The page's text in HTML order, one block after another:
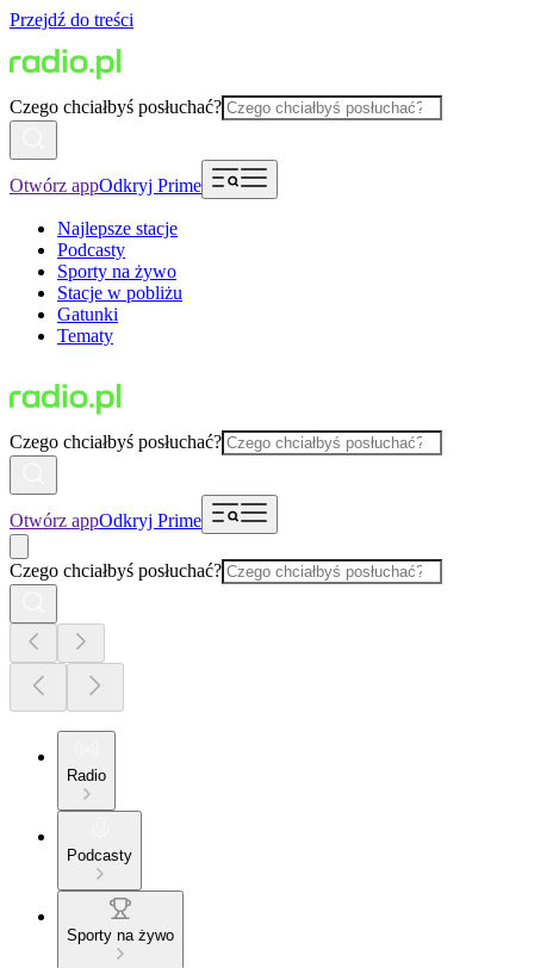
Przejdź do treści
Czego chciałbyś posłuchać?
Otwórz appOdkryj Prime
Najlepsze stacje
Podcasty
Sporty na żywo
Stacje w pobliżu
Gatunki
Tematy
Czego chciałbyś posłuchać?
Otwórz appOdkryj Prime
Czego chciałbyś posłuchać?
Radio
Podcasty
Sporty na żywo